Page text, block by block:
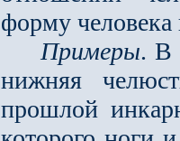
форму человека
Примеры. В
нижняя
прошлой